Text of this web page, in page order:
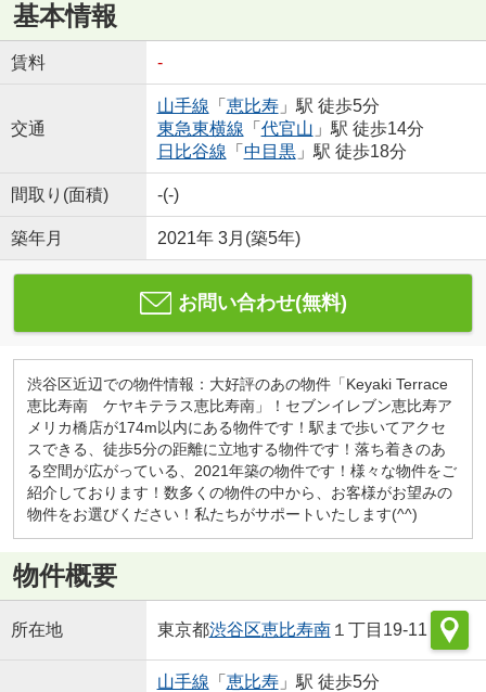
基本情報
賃料 -
交通
山手線 「 恵比寿」駅 徒歩5分
東急東横線 「 代官山 」駅 徒歩14分
日比谷線 「 中目黒」駅 徒歩18分
間取り(面積) -(-)
築年月 2021年 3月(築5年)
お問い合わせ(無料)
渋谷区近辺での物件情報：大好評のあの物件「Keyaki Terrace
恵比寿南 ケヤキテラス恵比寿南」！セブンイレブン恵比寿ア
メリカ橋店が174m以内にある物件です！駅まで歩いてアクセ
スできる、徒歩5分の距離に立地する物件です！落ち着きのあ
る空間が広がっている、2021年築の物件です！様々な物件をご
紹介しております！数多くの物件の中から、お客様がお望みの
物件をお選びください！私たちがサポートいたします(^^)
物件概要
所在地 東京都渋谷区恵比寿南１丁目19-11
山手線 「 恵比寿」駅 徒歩5分